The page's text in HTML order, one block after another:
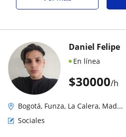
$30000/h
Daniel Felipe
En línea
Bogotá, Funza, La Calera, Mad...
Sociales